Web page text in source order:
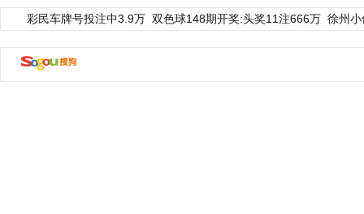
彩民车牌号投注中3.9万 双色球148期开奖:头奖11注666万 徐州